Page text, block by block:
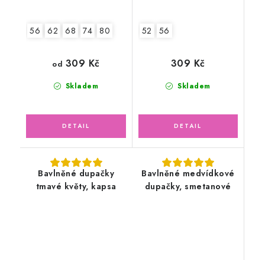
56 62 68 74 80
Skladem
od 309 Kč
52 56
Skladem
309 Kč
Bavlněné dupačky
tmavé květy, kapsa
Bavlněné medvídkové
dupačky, smetanové